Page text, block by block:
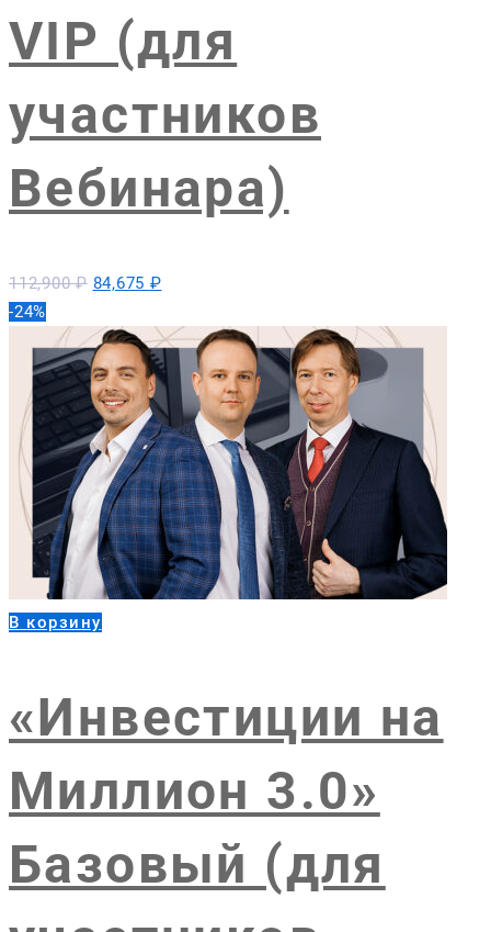
VIP (для
участников
Вебинара)
112,900₽ Первоначальная
составляла
112,900 ₽.
84,675 ₽Текущая
84,675 ₽.
-24%
В корзину
«Инвестиции на
Миллион 3.0»
Базовый (для